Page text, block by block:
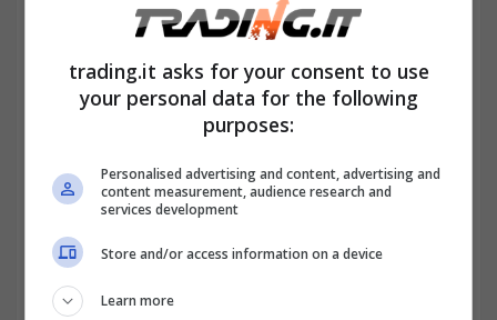
dove attingere per pagare quelle
si riprenderanno.
trading.it asks for your consent to use
your personal data for the following
purposes:
Personalised advertising and content, advertising and
content measurement, audience research and
services development
Store and/or access information on a device
Learn more